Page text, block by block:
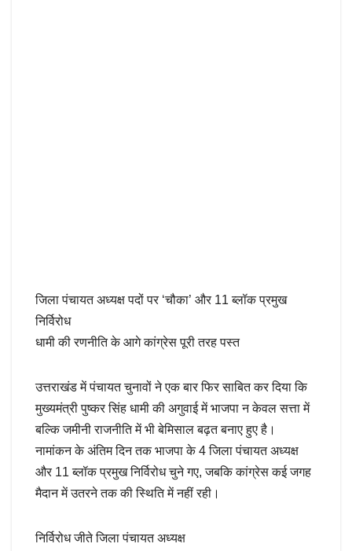
जिला पंचायत अध्यक्ष पदों पर ‘चौका’ और 11 ब्लॉक प्रमुख
निर्विरोध
धामी की रणनीति के आगे कांग्रेस पूरी तरह पस्त
उत्तराखंड में पंचायत चुनावों ने एक बार फिर साबित कर दिया कि
मुख्यमंत्री पुष्कर सिंह धामी की अगुवाई में भाजपा न केवल सत्ता में
बल्कि जमीनी राजनीति में भी बेमिसाल बढ़त बनाए हुए है।
नामांकन के अंतिम दिन तक भाजपा के 4 जिला पंचायत अध्यक्ष
और 11 ब्लॉक प्रमुख निर्विरोध चुने गए, जबकि कांग्रेस कई जगह
मैदान में उतरने तक की स्थिति में नहीं रही।
निर्विरोध जीते जिला पंचायत अध्यक्ष